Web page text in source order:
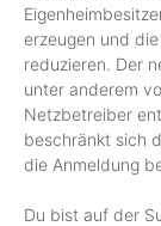
erzeugen und
reduzieren. Der
unter anderem
Netzbetreiber
beschränkt sich
die Anmeldung
Du bist auf der